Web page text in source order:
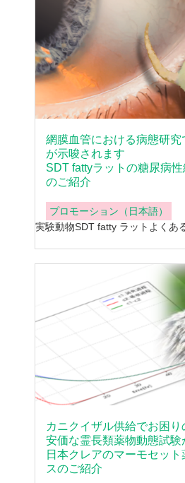
網膜血管における病態研
が示唆されます
SDT fattyラットの糖尿病
のご紹介
プロモーション（日本語）
実験動物SDT fatty ラット よくあ
カニクイザル供給でお困り
安価な霊長類薬物動態試験
日本クレアのマーモセッ
スのご紹介